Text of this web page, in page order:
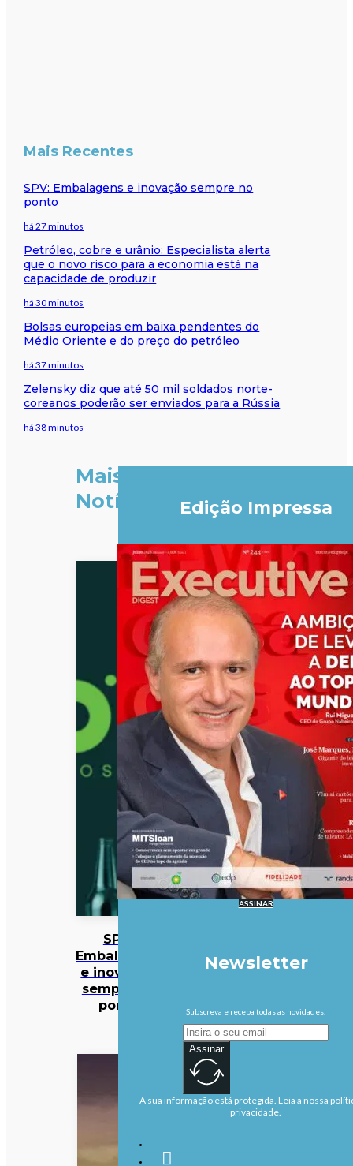
Mais Recentes
SPV: Embalagens e inovação sempre no
ponto
há 27 minutos
Petróleo, cobre e urânio: Especialista alerta
que o novo risco para a economia está na
capacidade de produzir
há 30 minutos
Bolsas europeias em baixa pendentes do
Médio Oriente e do preço do petróleo
há 37 minutos
Zelensky diz que até 50 mil soldados norte-
coreanos poderão ser enviados para a Rússia
há 38 minutos
Mais
Notícias
SPV:
Embalagens
e inovação
sempre no
ponto
Edição Impressa
ASSINAR
Newsletter
Subscreva e receba todas as novidades.
Assinar
A sua informação está protegida. Leia a nossa
privacidade.